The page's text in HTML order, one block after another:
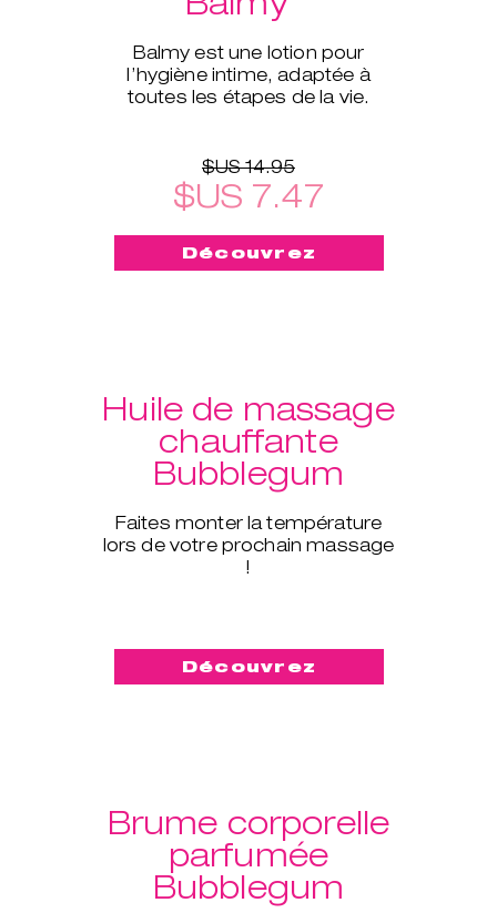
Balmy est une lotion pour
l’hygiène intime, adaptée à
toutes les étapes de la vie.
$US 14.95
$US 7.47
Découvrez
Huile de massage
chauffante
Bubblegum
Faites monter la température
lors de votre prochain massage
!
Découvrez
Brume corporelle
parfumée
Bubblegum